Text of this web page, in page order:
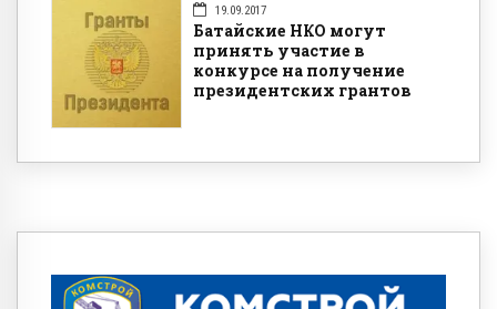
19.09.2017
Батайские НКО могут
принять участие в
конкурсе на получение
президентских грантов